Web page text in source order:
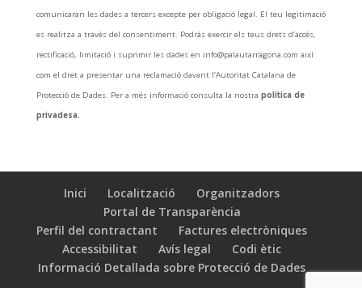
comunicaran les dades a tercers excepte per obligació legal. El teu legitimació
es realitza a través del consentiment. Podràs exercir els teus drets d’accés,
rectificació, limitació i suprimir les dades en info@palautarragona.com així
com el dret a presentar una reclamació davant l’Autoritat Catalana de
Protecció de Dades. Per a més informació consulta la nostra política de
privadesa.
Inici Localització
Organitzadors
Portal de Transparència
Perfil del contractant
Factures electròniques
Accessibilitat
Avís legal
Codi ètic
Informació Detallada sobre Protecció de Dades